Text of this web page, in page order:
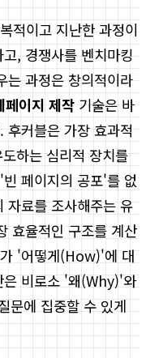
적이고 지난한 과정이
, 경쟁사를 벤치마킹
는 과정은 창의적이라
이지 제작 기술은 바
후커블은 가장 효과적
하는 심리적 장치를
페이지의 공포'를 없
자료를 조사해주는 유
효율적인 구조를 계산
'어떻게(How)'에 대
은 비로소 '왜(Why)'와
문에 집중할 수 있게